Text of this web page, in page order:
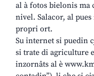
al à fotos bielonis ma
nivel. Salacor, al
propri ort.
Su internet si puedin
si trate di agriculture
inzornâts al è